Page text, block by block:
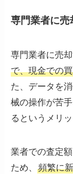
専門業者に売
専門業者に売
で、現金での
た、データを
械の操作が苦
るというメリ
業者での査定
ため、頻繁に